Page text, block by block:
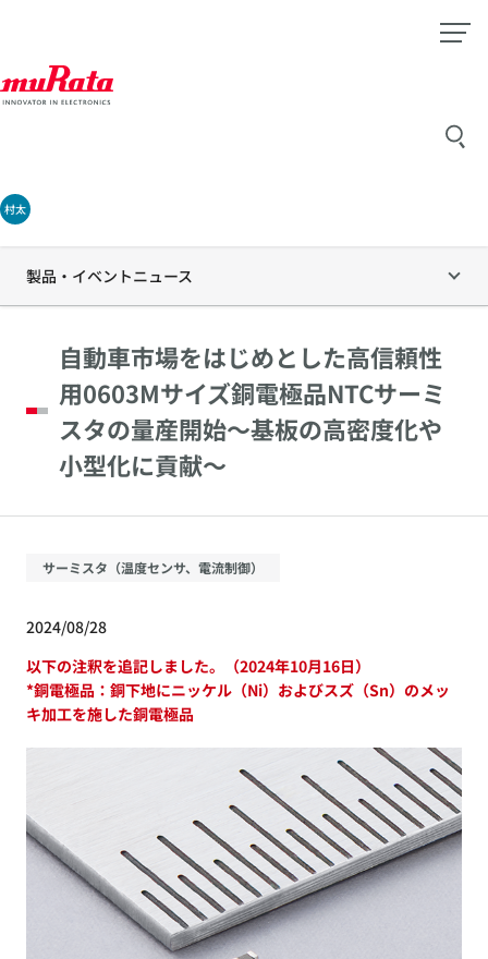
村太
製品・イベントニュース
自動車市場をはじめとした高信頼性
用0603Mサイズ銅電極品NTCサーミ
スタの量産開始～基板の高密度化や
小型化に貢献～
サーミスタ（温度センサ、電流制御）
2024/08/28
以下の注釈を追記しました。（2024年10月16日）
*銅電極品：銅下地にニッケル（Ni）およびスズ（Sn）のメッ
キ加工を施した銅電極品